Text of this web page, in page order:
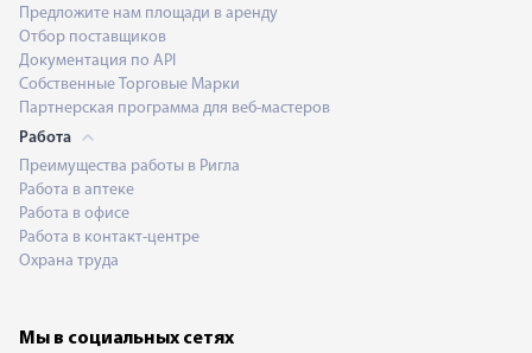
Предложите нам площади в аренду
Отбор поставщиков
Документация по API
Собственные Торговые Марки
Партнерская программа для веб-мастеров
Работа
Преимущества работы в Ригла
Работа в аптеке
Работа в офисе
Работа в контакт-центре
Охрана труда
Мы в социальных сетях